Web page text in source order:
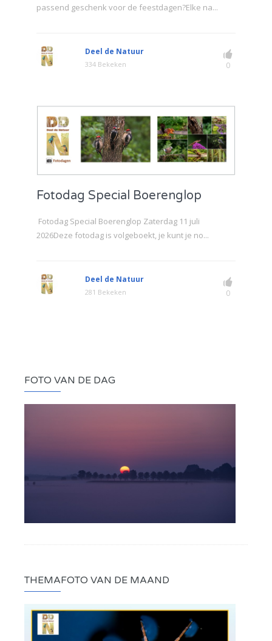
passend geschenk voor de feestdagen?Elke na...
Deel de Natuur
334 Bekeken 0
Fotodag Special Boerenglop
Fotodag Special Boerenglop Zaterdag 11 juli
2026Deze fotodag is volgeboekt, je kunt je no...
Deel de Natuur
281 Bekeken 0
FOTO VAN DE DAG
THEMAFOTO VAN DE MAAND